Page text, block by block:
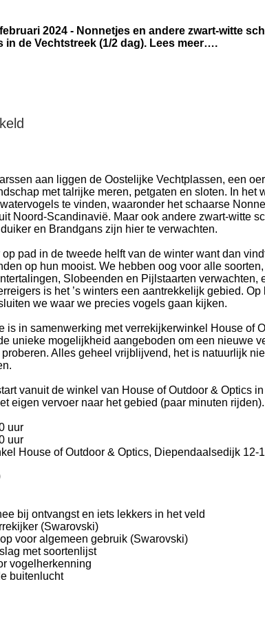
2024 - Nonnetjes en andere zwart-witte
in de Vechtstreek (1/2 dag). Lees meer….
aan liggen de Oostelijke Vechtplassen, een
met talrijke meren, petgaten en sloten. In het
te vinden, waaronder het schaarse
Noord-Scandinavië. Maar ook andere zwart-witte
en Brandgans zijn hier te verwachten.
pad in de tweede helft van de winter want dan
op hun mooist. We hebben oog voor alle
Slobeenden en Pijlstaarten verwachten,
is het ’s winters een aantrekkelijk gebied.
we waar we precies vogels gaan kijken.
is in samenwerking met verrekijkerwinkel House of
unieke mogelijkheid aangeboden om een nieuwe
proberen. Alles geheel vrijblijvend, het is natuurlijk
vanuit de winkel van House of Outdoor & Optics
eigen vervoer naar het gebied (paar minuten rijden).
uur
uur
House of Outdoor & Optics, Diependaalsedijk 12-
bij ontvangst en iets lekkers in het veld
(Swarovski)
voor algemeen gebruik (Swarovski)
met soortenlijst
vogelherkenning
buitenlucht